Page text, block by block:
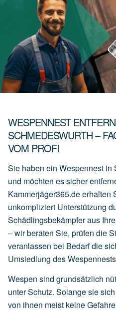
WESPENNEST
SCHMEDESWURTH –
VOM PROFI
Sie haben ein Wespennest in
und möchten es sicher
Kammerjäger365.de erhalten
unkompliziert Unterstützung
Schädlingsbekämpfer aus
– wir beraten Sie, prüfen die
veranlassen bei Bedarf die
Umsiedlung des
Wespen sind grundsätzlich
unter Schutz. Solange sie
von ihnen meist keine